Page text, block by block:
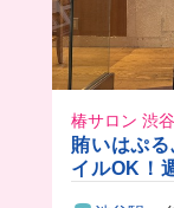
椿サロン 渋
賄いはぷ
イルOK！